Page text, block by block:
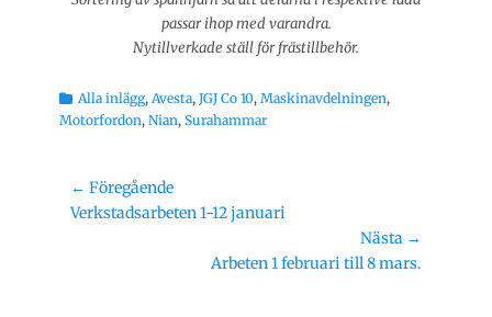
passar ihop med varandra.
Nytillverkade ställ för frästillbehör.
Kategorier
Alla inlägg, Avesta, JGJ Co 10, Maskinavdelningen,
Motorfordon, Nian, Surahammar
Inläggsnavigering
← Föregående
Föregående
Verkstadsarbeten 1-12 januari
Nästa →
Arbeten 1 februari till 8 mars.